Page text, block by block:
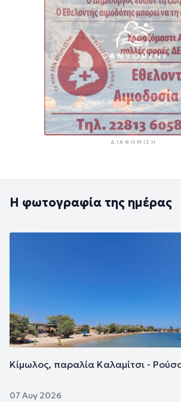
ΔΙΑΦΉΜΙΣΗ
Η φωτογραφία της ημέρας
Κίμωλος, παραλία Καλαμίτσι -
07 Αυγ 2026